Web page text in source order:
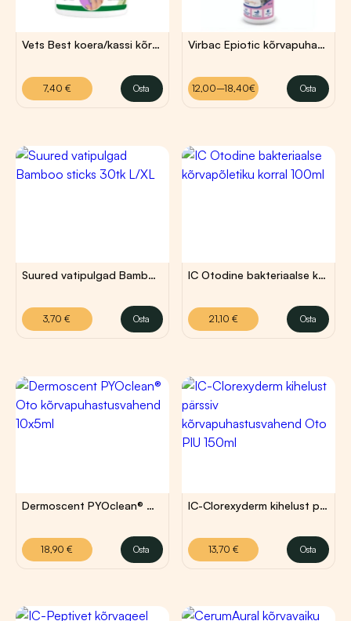
tootelehel.
7,40€
Vets Best koera/kassi kõrvapuhastuslapid näpule 50tk
Osta
7,40 €
12,00€ – 18,40€Hinnavahemik:
kuni
18,40 €
Virbac Epiotic kõrvapuhastusvahend
Osta
Sellel
mitu
varianti.
12,00–18,40€
3,70€
Suured vatipulgad Bamboo sticks 30tk L/XL
Osta
3,70€
21,10€
IC Otodine bakteriaalse kõrvapõletiku korral 100ml
Osta
21,10 €
18,90€
Dermoscent PYOclean® Oto kõrvapuhastusvahend 10x5ml
Osta
18,90€
13,70€
IC-Clorexyderm kihelust pärssiv kõrvapuhastusvahend Oto PIU 150ml
Osta
13,70 €